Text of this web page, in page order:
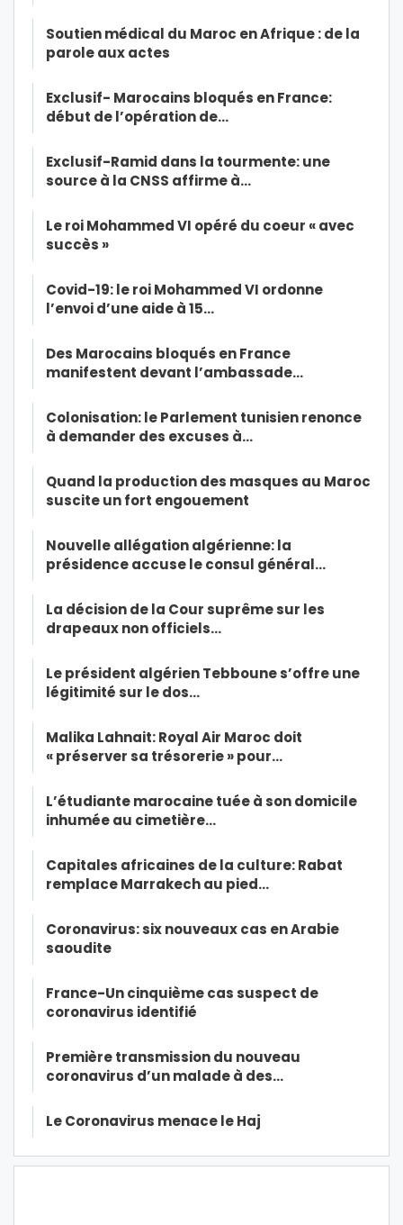
Soutien médical du Maroc en Afrique : de la
parole aux actes
Exclusif- Marocains bloqués en France:
début de l’opération de…
Exclusif-Ramid dans la tourmente: une
source à la CNSS affirme à…
Le roi Mohammed VI opéré du coeur « avec
succès »
Covid-19: le roi Mohammed VI ordonne
l’envoi d’une aide à 15…
Des Marocains bloqués en France
manifestent devant l’ambassade…
Colonisation: le Parlement tunisien renonce
à demander des excuses à…
Quand la production des masques au Maroc
suscite un fort engouement
Nouvelle allégation algérienne: la
présidence accuse le consul général…
La décision de la Cour suprême sur les
drapeaux non officiels…
Le président algérien Tebboune s’offre une
légitimité sur le dos…
Malika Lahnait: Royal Air Maroc doit
« préserver sa trésorerie » pour…
L’étudiante marocaine tuée à son domicile
inhumée au cimetière…
Capitales africaines de la culture: Rabat
remplace Marrakech au pied…
Coronavirus: six nouveaux cas en Arabie
saoudite
France-Un cinquième cas suspect de
coronavirus identifié
Première transmission du nouveau
coronavirus d’un malade à des…
Le Coronavirus menace le Haj